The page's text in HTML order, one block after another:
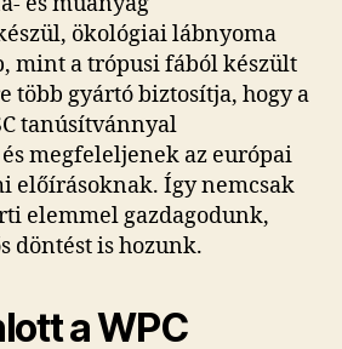
ökológiai lábnyoma
mint a trópusi fából készült
több gyártó biztosítja, hogy a
tanúsítvánnyal
megfeleljenek az európai
előírásoknak. Így nemcsak
elemmel gazdagodunk,
döntést is hozunk.
a WPC